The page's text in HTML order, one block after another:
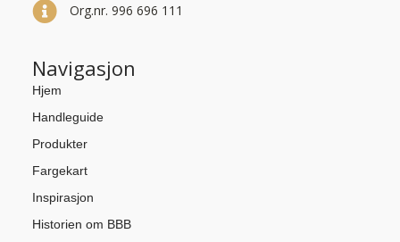
Org.nr. 996 696 111
Navigasjon
Hjem
Handleguide
Produkter
Fargekart
Inspirasjon
Historien om BBB